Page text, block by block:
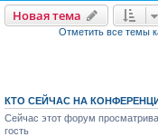
Новая тема
Отметить все темы
КТО СЕЙЧАС НА
Сейчас этот форум
гость